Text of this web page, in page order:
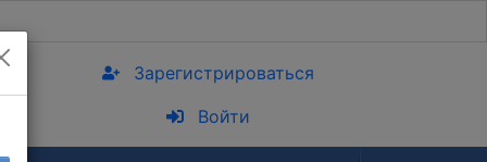
Зарегистрироваться
Войти